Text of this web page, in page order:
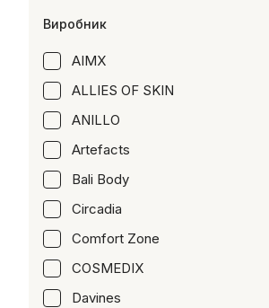
Виробник
AIMX
ALLIES OF SKIN
ANILLO
Artefacts
Bali Body
Circadia
Comfort Zone
COSMEDIX
Davines